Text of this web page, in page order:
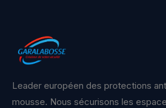
Leader européen des protections
mousse. Nous sécurisons les